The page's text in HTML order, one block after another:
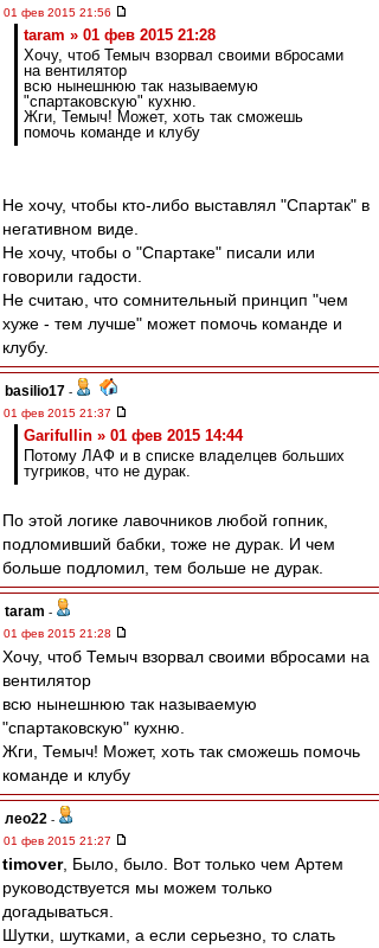
01 фев 2015 21:56
taram » 01 фев 2015 21:28
Хочу, чтоб Темыч взорвал своими вбросами
на вентилятор
всю нынешнюю так называемую
"спартаковскую" кухню.
Жги, Темыч! Может, хоть так сможешь
помочь команде и клубу
Не хочу, чтобы кто-либо выставлял "Спартак" в
негативном виде.
Не хочу, чтобы о "Спартаке" писали или
говорили гадости.
Не считаю, что сомнительный принцип "чем
хуже - тем лучше" может помочь команде и
клубу.
basilio17 -
01 фев 2015 21:37
Garifullin » 01 фев 2015 14:44
Потому ЛАФ и в списке владелцев больших
тугриков, что не дурак.
По этой логике лавочников любой гопник,
подломивший бабки, тоже не дурак. И чем
больше подломил, тем больше не дурак.
taram -
01 фев 2015 21:28
Хочу, чтоб Темыч взорвал своими вбросами на
вентилятор
всю нынешнюю так называемую
"спартаковскую" кухню.
Жги, Темыч! Может, хоть так сможешь помочь
команде и клубу
лео22 -
01 фев 2015 21:27
timover, Было, было. Вот только чем Артем
руководствуется мы можем только
догадываться.
Шутки, шутками, а если серьезно, то слать